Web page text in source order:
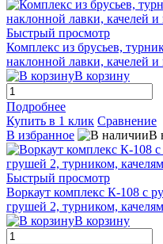
Быстрый просмотр
Комплекс из брусьев,
наклонной лавки, качелей
В корзину
Подробнее
Купить в 1 клик Сравнение
В избранное
В
Быстрый просмотр
Воркаут комплекс К-108 с
грушей 2, турником,
В корзину